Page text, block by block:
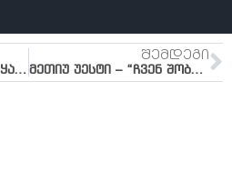
ლორენ დეიგლი – “სამყაროს ნათელი”
ᲨᲔᲛᲓᲔᲒᲘ
მეთიუ უესტი – “ჩვენ შობა გვჭირდება”